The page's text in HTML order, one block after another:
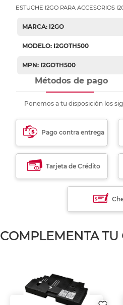
ESTUCHE I2GO PARA ACCESORIOS
MARCA: I2GO
MODELO: I2GOTH500
MPN: I2GOTH500
Métodos de pago
Ponemos a tu disposición los
Pago contra entrega
Tarjeta de Crédito
COMPLEMENTA TU